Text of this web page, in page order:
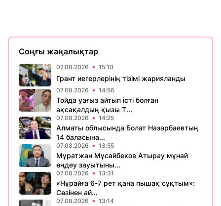
Соңғы жаңалықтар
07.08.2026 15:10
Грант иегерлерінің тізімі жарияланды
07.08.2026 14:56
Тойда уағыз айтып істі болған
ақсақалдың қызы Т...
07.08.2026 14:25
Алматы облысында Болат Назарбаевтың
14 баласына...
07.08.2026 13:55
Мұратжан Мұсайбеков Атырау мұнай
өңдеу зауытыны...
07.08.2026 13:31
«Нұрайға 6-7 рет қана пышақ сұқтым»:
Сөзінен ай...
07.08.2026 13:14